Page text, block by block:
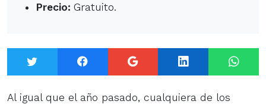
Precio: Gratuito.
Twitter Facebook Google+ LinkedIn
Al igual que el año pasado, cualquiera de los